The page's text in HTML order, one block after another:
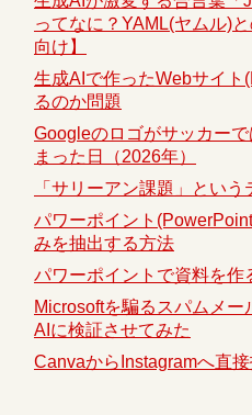
ってなに？YAML(ヤムル)
向け】
生成AIで作ったWebサイト
るのか問題
Googleのロゴがサッカー
まった日（2026年）
「サリーアン課題」とい
パワーポイント
みを抽出する方法
パワーポイントで資料を作
Microsoftを騙るスパムメ
AIに検証させてみた
CanvaからInstagramへ直